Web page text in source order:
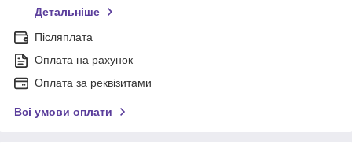
Детальніше
Післяплата
Оплата на рахунок
Оплата за реквізитами
Всі умови оплати